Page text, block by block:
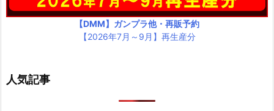
【DMM】ガンプラ他・再販予約
【2026年7月～9月】再生産分
人気記事